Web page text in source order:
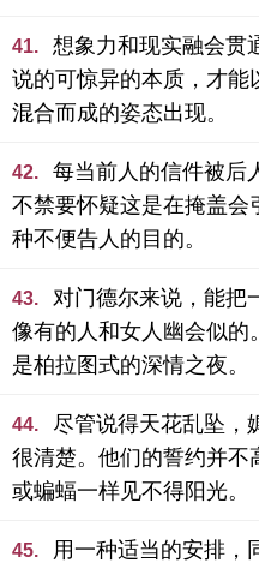
41.
想象力和现实融会贯
说的可惊异的本质，才能
混合而成的姿态出现。
42.
每当前人的信件被后
不禁要怀疑这是在掩盖会
种不便告人的目的。
43.
对门德尔来说，能把
像有的人和女人幽会似的
是柏拉图式的深情之夜。
44.
尽管说得天花乱坠，
很清楚。他们的誓约并不
或蝙蝠一样见不得阳光。
45.
用一种适当的安排，